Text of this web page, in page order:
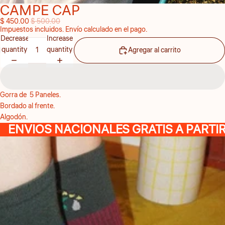
CAMPE CAP
$ 450.00$ 500.00
Impuestos incluidos. Envío calculado en el pago.
Decrease
quantity
Increase
quantity
Agregar al carrito
Gorra de 5 Paneles.
Bordado al frente.
Algodón.
ENVIOS NACIONALES GRATIS A